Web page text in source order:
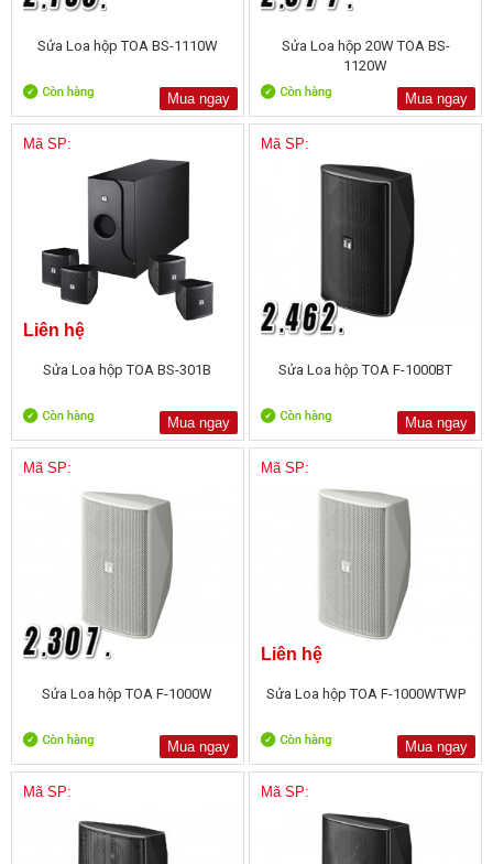
Sửa Loa hộp TOA BS-1110W
Mua ngay
Sửa Loa hộp 20W TOA BS-
1120W
Mua ngay
Mã SP:
Liên hệ
Sửa Loa hộp TOA BS-301B
Mua ngay
Mã SP:
Sửa Loa hộp TOA F-1000BT
Mua ngay
Mã SP:
Sửa Loa hộp TOA F-1000W
Mua ngay
Mã SP:
Liên hệ
Sửa Loa hộp TOA F-1000WTWP
Mua ngay
Mã SP: Mã SP: